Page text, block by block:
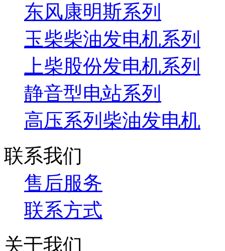
东风康明斯系列
玉柴柴油发电机系列
上柴股份发电机系列
静音型电站系列
高压系列柴油发电机
联系我们
售后服务
联系方式
关于我们